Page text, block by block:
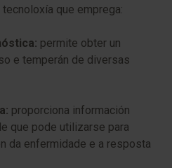
que emprega:
permite obter un
e temperán de diversas
proporciona información
que pode utilizarse para
da enfermidade e a resposta